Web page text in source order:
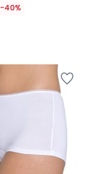
-40%